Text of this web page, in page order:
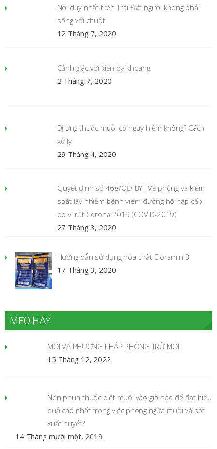
Nơi duy nhất trên Trái Đất người không phải
sống với chuột
12 Tháng 7, 2020
Cảnh giác với kiến ba khoang
2 Tháng 7, 2020
Dị ứng thuốc muỗi có nguy hiểm không? Cách
xử lý
29 Tháng 4, 2020
Quyết định số 468/QĐ-BYT Về phòng và kiểm
soát lây nhiễm bệnh viêm đường hô hấp cấp
do vi rút Corona 2019 (COVID-2019)
27 Tháng 3, 2020
Hướng dẫn sử dụng hóa chất Cloramin B
17 Tháng 3, 2020
MẸO HAY
MỐI VÀ PHƯƠNG PHÁP PHÒNG TRỪ MỐI
15 Tháng 12, 2022
Nên phun thuốc diệt muỗi vào giờ nào để đạt hiệu
quả cao nhất trong việc phòng ngừa muỗi và sốt
xuất huyết?
14 Tháng mười một, 2019